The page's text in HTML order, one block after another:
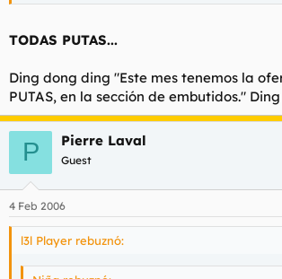
TODAS PUTAS...
Ding dong ding "Este mes tenemos la
PUTAS, en la sección de embutidos."
P Pierre Laval
Guest
4 Feb 2006
l3l Player rebuznó: